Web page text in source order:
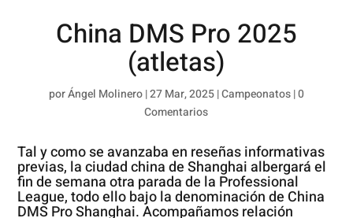
China DMS Pro 2025
(atletas)
porÁngel Molinero|27 Mar, 2025|Campeonatos|0
Comentarios
Tal y como se avanzaba en reseñas informativas
previas, la ciudad china de Shanghai albergará el
fin de semana otra parada de la Professional
League, todo ello bajo la denominación de China
DMS Pro Shanghai. Acompañamos relación